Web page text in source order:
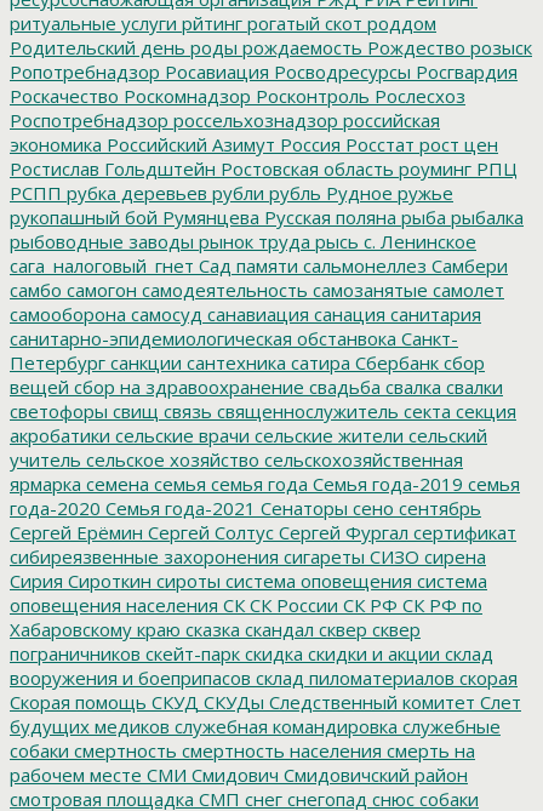
ритуальные услуги рйтинг рогатый скот роддом
Родительский день роды рождаемость Рождество розыск
Ропотребнадзор Росавиация Росводресурсы Росгвардия
Роскачество Роскомнадзор Росконтроль Рослесхоз
Роспотребнадзор россельхознадзор российская
экономика Российский Азимут Россия Росстат рост цен
Ростислав Гольдштейн Ростовская область роуминг РПЦ
РСПП рубка деревьев рубли рубль Рудное ружье
рукопашный бой Румянцева Русская поляна рыба рыбалка
рыбоводные заводы рынок труда рысь с. Ленинское
сага_налоговый_гнет Сад памяти сальмонеллез Самбери
самбо самогон самодеятельность самозанятые самолет
самооборона самосуд санавиация санация санитария
санитарно-эпидемиологическая обстанвока Санкт-
Петербург санкции сантехника сатира Сбербанк сбор
вещей сбор на здравоохранение свадьба свалка свалки
светофоры свищ связь священнослужитель секта секция
акробатики сельские врачи сельские жители сельский
учитель сельское хозяйство сельскохозяйственная
ярмарка семена семья семья года Семья года-2019 семья
года-2020 Семья года-2021 Сенаторы сено сентябрь
Сергей Ерёмин Сергей Солтус Сергей Фургал сертификат
сибиреязвенные захоронения сигареты СИЗО сирена
Сирия Сироткин сироты система оповещения система
оповещения населения СК СК России СК РФ СК РФ по
Хабаровскому краю сказка скандал сквер сквер
пограничников скейт-парк скидка скидки и акции склад
вооружения и боеприпасов склад пиломатериалов скорая
Скорая помощь СКУД СКУДы Следственный комитет Слет
будущих медиков служебная командировка служебные
собаки смертность смертность населения смерть на
рабочем месте СМИ Смидович Смидовичский район
смотровая площадка СМП снег снегопад снюс собаки